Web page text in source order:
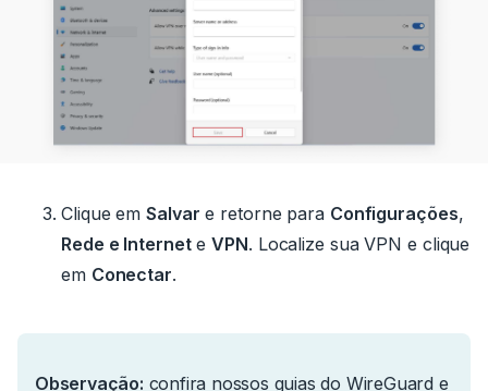
Clique emSalvar e retorne para Configurações,
Rede e InterneteVPN. Localize sua VPN e clique
em Conectar.
Observação: confira nossos guias do WireGuard e